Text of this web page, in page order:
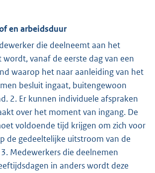
en arbeidsduur
die deelneemt aan het
wordt, vanaf de eerste dag van een
waarop het naar aanleiding van het
besluit ingaat, buitengewoon
2. Er kunnen individuele afspraken
over het moment van ingang. De
voldoende tijd krijgen om zich voor
de gedeeltelijke uitstroom van de
Medewerkers die deelnemen
in anders wordt deze